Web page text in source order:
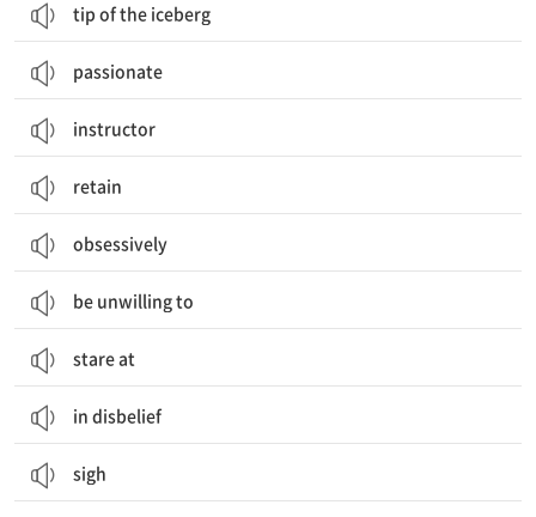
tip of the iceberg
passionate
instructor
retain
obsessively
be unwilling to
stare at
in disbelief
sigh